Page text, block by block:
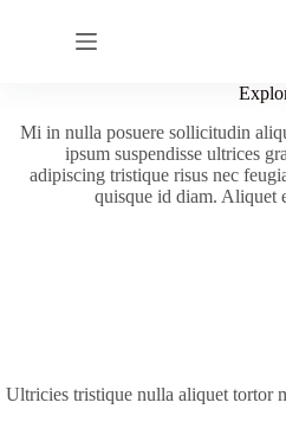
Mi in nulla posuere sollicitudin
ipsum suspendisse ultrices
adipiscing tristique risus nec
quisque id diam. Aliquet
Ultricies tristique nulla aliquet tortor